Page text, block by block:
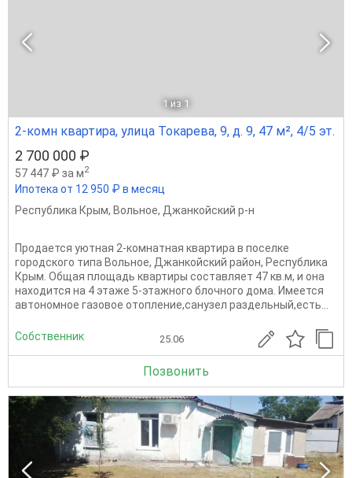
1 из 1
2-комн квартира, улица Токарева, 9, д. 9, 47 м², 4/5 эт.
2 700 000 ₽
57 447 ₽ за м2
Ипотека от 12 950 ₽ в месяц
Республика Крым, Вольное, Джанкойский р-н
Продается уютная 2-комнатная квартира в поселке
городского типа Вольное, Джанкойский район, Республика
Крым. Общая площадь квартиры составляет 47 кв.м, и она
находится на 4 этаже 5-этажного блочного дома. Имеется
автономное газовое отопление,санузел раздельный,есть...
Собственник 25.06
Позвонить